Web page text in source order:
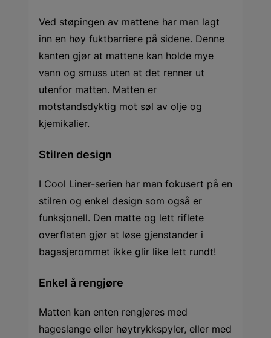
Ved støpingen av mattene har man lagt
inn en høy fuktbarriere på sidene. Denne
kanten gjør at mattene kan holde mye
vann og smuss uten at det renner ut
utenfor matten. Matten er
motstandsdyktig mot søl av olje og
kjemikalier.
Stilren design
I Cool Liner-serien har man fokusert på en
stilren og enkel design som også er
funksjonell. Den matte og lett riflete
overflaten gjør at løse gjenstander i
bagasjerommet ikke glir like lett rundt!
Enkel å rengjøre
Matten kan enten rengjøres med
hageslange eller høytrykkspyler, eller med